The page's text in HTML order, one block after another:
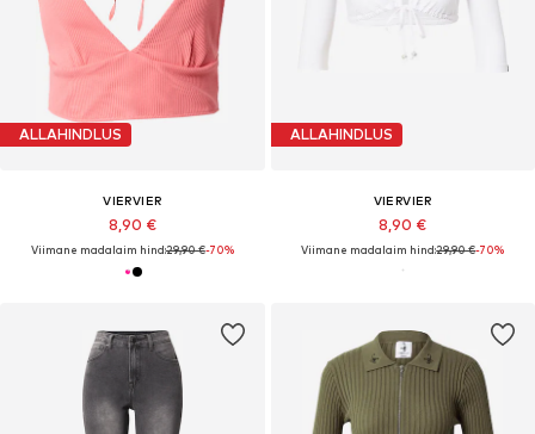
ALLAHINDLUS
VIERVIER
8,90 €
Viimane madalaim hind:29,90 €-70%
ALLAHINDLUS
VIERVIER
8,90 €
Viimane madalaim hind:29,90 €-70%